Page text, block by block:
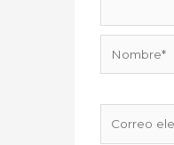
electrónico*